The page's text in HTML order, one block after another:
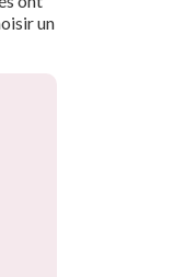
un